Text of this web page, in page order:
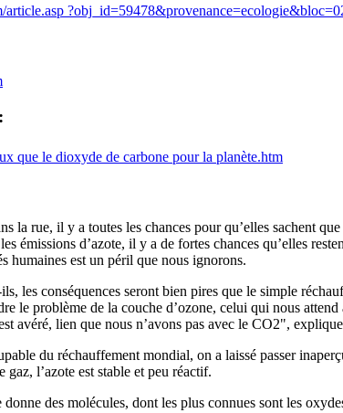
que le dioxyde de carbone pour la planète.htm
la rue, il y a toutes les chances pour qu’elles sachent
émissions d’azote, il y a de fortes chances qu’elles
humaines est un péril que nous ignorons.
les conséquences seront bien pires que le simple
le problème de la couche d’ozone, celui qui nous
avéré, lien que nous n’avons pas avec le CO2",
du réchauffement mondial, on a laissé passer
l’azote est stable et peu réactif.
des molécules, dont les plus connues sont les